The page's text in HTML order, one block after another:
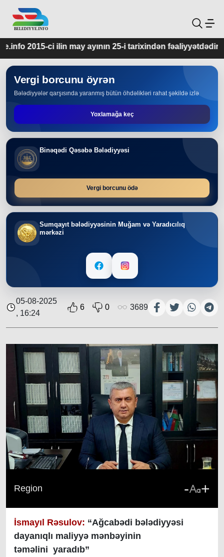
ayının 25-i tarixindən fəaliyyətdədir.
Vergi borcunu öyrən
Bələdiyyələr qarşısında yaranmış bütün öhdəlikləri rahat şəkildə izlə
Yoxlamağa keç
Binəqədi Qəsəbə Bələdiyyəsi
Vergi borcunu ödə
Sumqayıt bələdiyyəsinin Muğam və Yaradıcılıq
mərkəzi
05-08-2025
, 16:24
6 0 3689
Region - +
İsmayıl Rəsulov: “Ağcabədi bələdiyyəsi
dayanıqlı maliyyə mənbəyinin
təməlini yaradıb”